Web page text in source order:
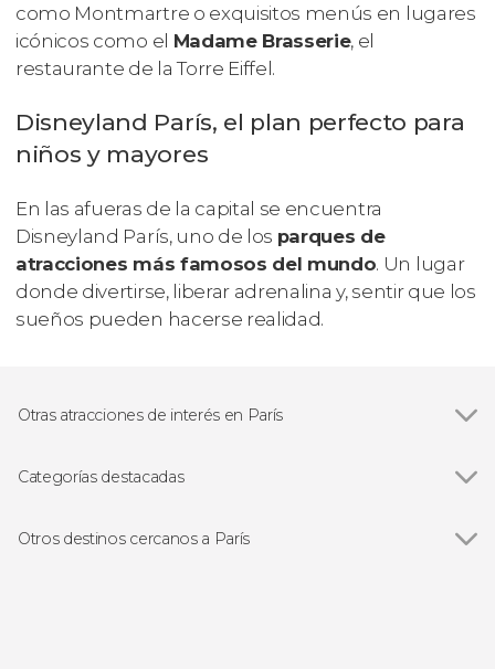
como Montmartre o exquisitos menús en lugares
icónicos como el Madame Brasserie, el
restaurante de la Torre Eiffel.
Disneyland París, el plan perfecto para
niños y mayores
En las afueras de la capital se encuentra
Disneyland París, uno de los parques de
atracciones más famosos del mundo. Un lugar
donde divertirse, liberar adrenalina y, sentir que los
sueños pueden hacerse realidad.
Otras atracciones de interés en París
Museo del Louvre
Los Inválidos
Categorías destacadas
Free tours en París
Otros destinos cercanos a París